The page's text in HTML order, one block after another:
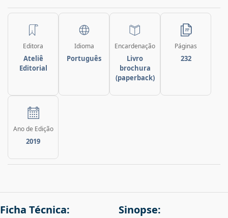
Editora
Ateliê
Editorial
Idioma
Português
Encardenação
Livro
brochura
(paperback)
Páginas
232
Ano de Edição
2019
Ficha Técnica: Sinopse: